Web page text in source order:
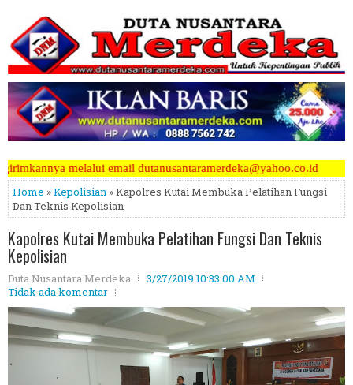
Home »Kepolisian » Kapolres Kutai Membuka Pelatihan Fungsi
Dan Teknis Kepolisian
Kapolres Kutai Membuka Pelatihan Fungsi Dan Teknis
Kepolisian
Duta Nusantara Merdeka
3/27/2019 10:33:00 AM
Tidak ada komentar